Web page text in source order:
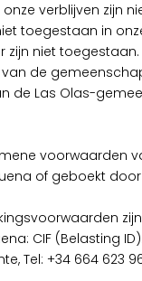
verblijven zijn
toegestaan in
zijn niet toegestaan.
de
de Las Olas-
voorwaarden
of geboekt
CIF (Belasting
Tel: +34 664